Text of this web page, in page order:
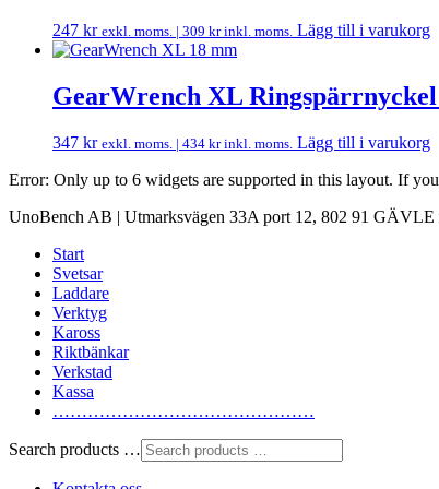
247 kr exkl. moms. | 309 krinkl. moms. Lägg till i varukorg
GearWrench XL
347 kr exkl. moms. | 434 krinkl. moms. Lägg till i varukorg
Error: Only up to 6 widgets are supported in this layout. If
UnoBench AB | Utmarksvägen 33A port 12, 802 91
Start
Svetsar
Laddare
Verktyg
Kaross
Riktbänkar
Verkstad
Kassa
………………………………………
Search products …